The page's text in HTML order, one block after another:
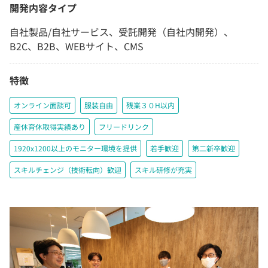
開発内容タイプ
自社製品/自社サービス、受託開発（自社内開発）、
B2C、B2B、WEBサイト、CMS
特徴
オンライン面談可 服装自由 残業３０H以内
産休育休取得実績あり フリードリンク
1920x1200以上のモニター環境を提供 若手歓迎 第二新卒歓迎
スキルチェンジ（技術転向）歓迎 スキル研修が充実